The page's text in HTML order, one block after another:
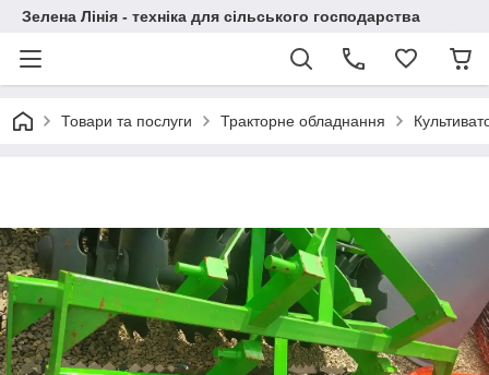
Зелена Лінія - техніка для сільського господарства
Товари та послуги Тракторне обладнання